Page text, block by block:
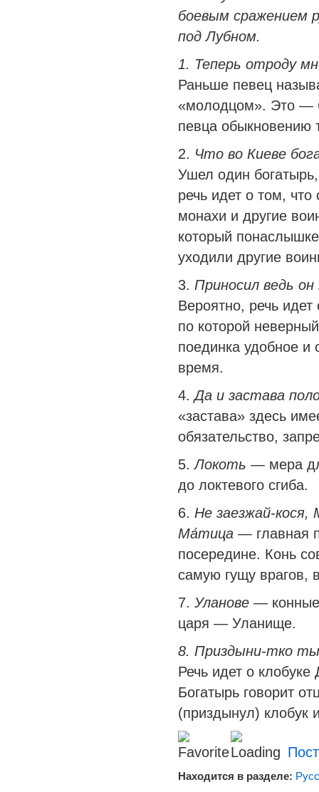
боевым сражением
под Лубном.
1. Теперь отроду
Раньше певец
«молодцом». Это —
певца обыкновению
2. Что во Киеве
Ушел один
речь идет о том, что
монахи и другие
который
уходили другие
3. Приносил ведь
Вероятно, речь идет
по которой
поединка удобное и
время.
4.Да и застава
«застава» здесь
обязательство,
5.Локоть — мера
до локтевого сгиба.
6. Не заезжай-
Ма́тица — главная
посередине. Конь
самую гущу врагов,
7. Уланове —
царя — Уланище.
8. Приздыни-тко
Речь идет о
Богатырь говорит
(приздынул) клобук
Находится в разделе: